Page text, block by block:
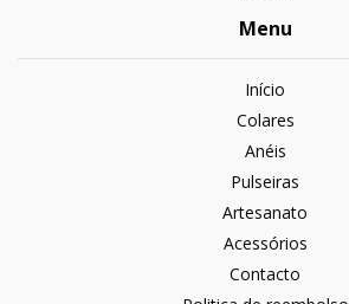
Menu
Início
Colares
Anéis
Pulseiras
Artesanato
Acessórios
Contacto